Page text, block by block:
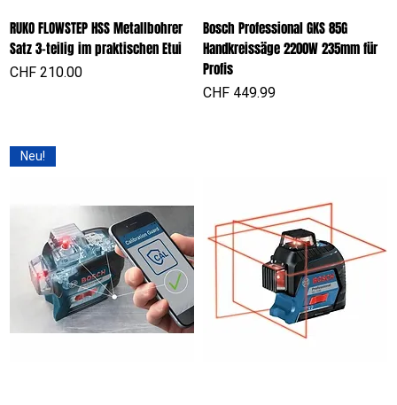
RUKO FLOWSTEP HSS Metallbohrer
Satz 3-teilig im praktischen Etui
Preis
CHF 210.00
Bosch Professional GKS 85G
Handkreissäge 2200W 235mm für
Profis
Preis
CHF 449.99
Neu!